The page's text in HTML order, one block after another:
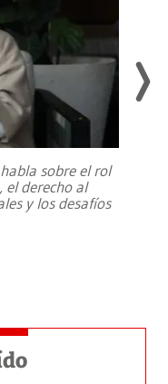
sobre el rol
el derecho al
y los desafíos